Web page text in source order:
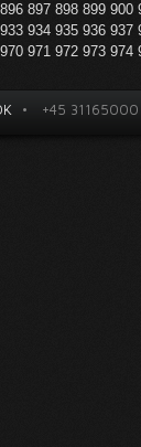
896 897 898 899 900
933 934 935 936 937
970 971 972 973 974
• +45 31165000